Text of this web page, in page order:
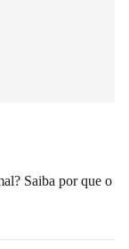
Saiba por que o